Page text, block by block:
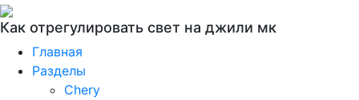
Как отрегулировать свет на джили мк
Главная
Разделы
Chery